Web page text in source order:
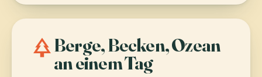
parkBerge, Becken, Ozean
an einem Tag